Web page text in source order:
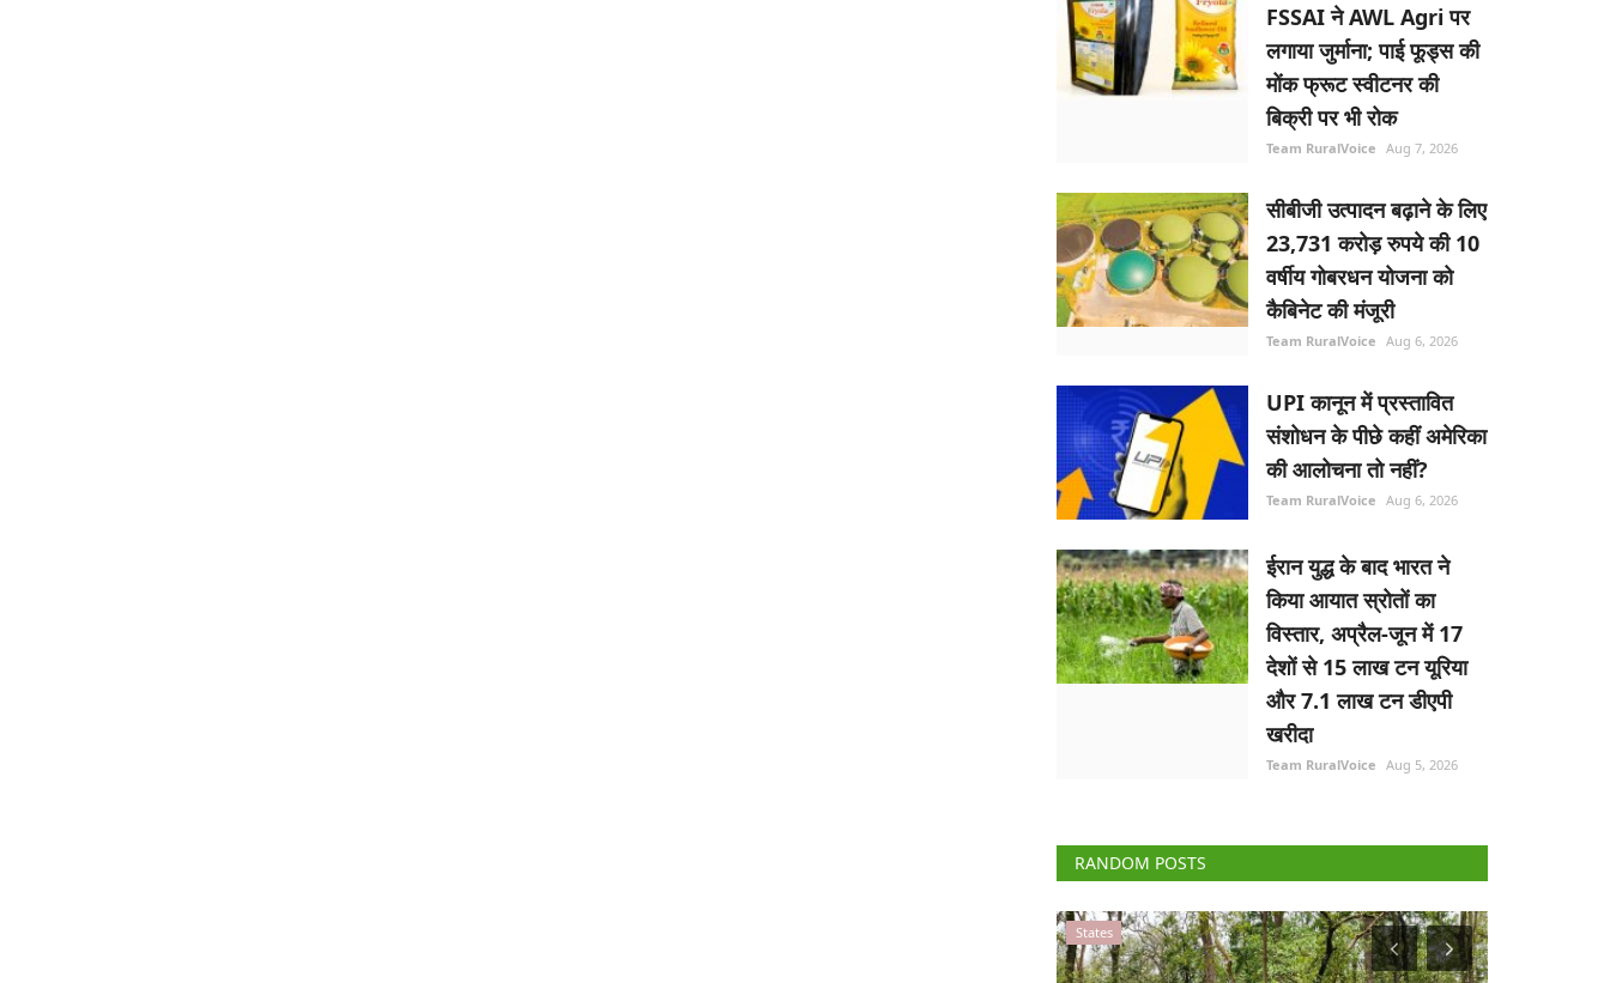
FSSAI ने AWL Agri पर
लगाया जुर्माना; पाई फूड्स की
मोंक फ्रूट स्वीटनर की
बिक्री पर भी रोक
Team RuralVoice Aug 7, 2026
सीबीजी उत्पादन बढ़ाने के लिए
23,731 करोड़ रुपये की 10
वर्षीय गोबरधन योजना को
कैबिनेट की मंजूरी
Team RuralVoice Aug 6, 2026
UPI कानून में प्रस्तावित
संशोधन के पीछे कहीं अमेरिका
की आलोचना तो नहीं?
Team RuralVoice Aug 6, 2026
ईरान युद्ध के बाद भारत ने
किया आयात स्रोतों का
विस्तार, अप्रैल-जून में 17
देशों से 15 लाख टन यूरिया
और 7.1 लाख टन डीएपी
खरीदा
Team RuralVoice Aug 5, 2026
RANDOM POSTS
Agri Start-Ups